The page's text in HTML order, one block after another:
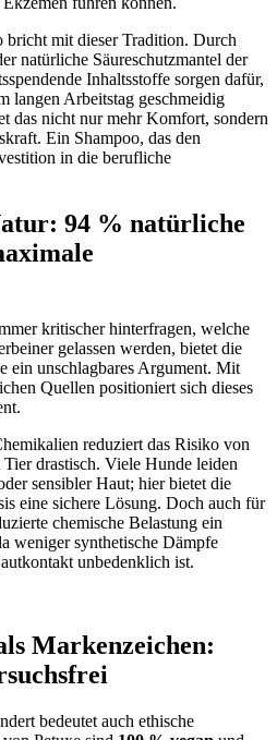
bricht mit dieser Tradition. Durch
natürliche Säureschutzmantel der
Inhaltsstoffe sorgen dafür,
langen Arbeitstag geschmeidig
das nicht nur mehr Komfort, sondern
Ein Shampoo, das den
in die berufliche
94 % natürliche
kritischer hinterfragen, welche
gelassen werden, bietet die
ein unschlagbares Argument. Mit
Quellen positioniert sich dieses
reduziert das Risiko von
drastisch. Viele Hunde leiden
sensibler Haut; hier bietet die
eine sichere Lösung. Doch auch für
chemische Belastung ein
weniger synthetische Dämpfe
unbedenklich ist.
Markenzeichen:
bedeutet auch ethische